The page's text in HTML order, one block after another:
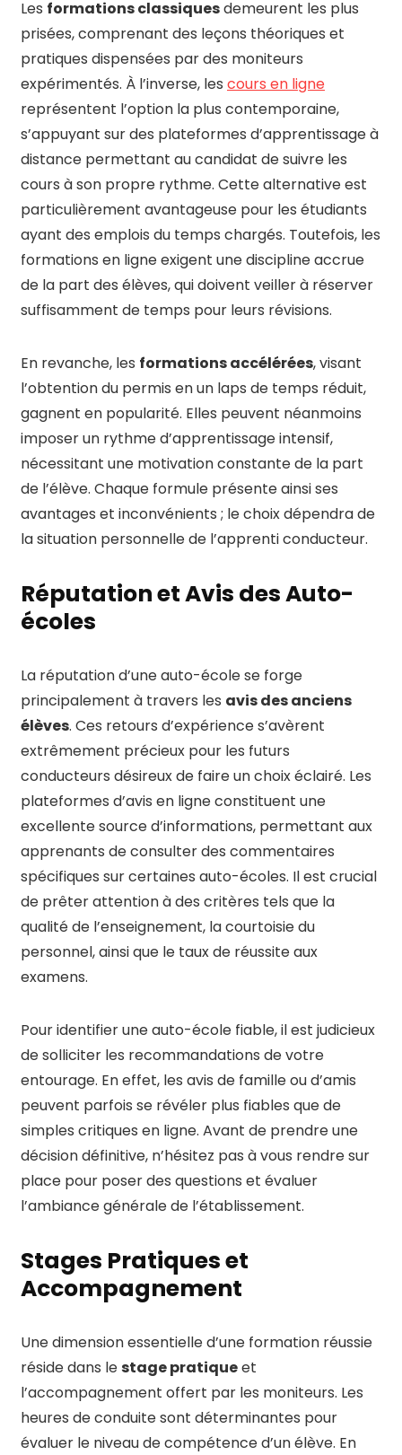
Les formations classiquesdemeurent les plus
prisées, comprenant des leçons théoriques et
pratiques dispensées par des moniteurs
expérimentés. À l’inverse, les cours en ligne
représentent l’option la plus contemporaine,
s’appuyant sur des plateformes d’apprentissage à
distance permettant au candidat de suivre les
cours à son propre rythme. Cette alternative est
particulièrement avantageuse pour les étudiants
ayant des emplois du temps chargés. Toutefois, les
formations en ligne exigent une discipline accrue
de la part des élèves, qui doivent veiller à réserver
suffisamment de temps pour leurs révisions.
En revanche, les formations accélérées, visant
l’obtention du permis en un laps de temps réduit,
gagnent en popularité. Elles peuvent néanmoins
imposer un rythme d’apprentissage intensif,
nécessitant une motivation constante de la part
de l’élève. Chaque formule présente ainsi ses
avantages et inconvénients ; le choix dépendra de
la situation personnelle de l’apprenti conducteur.
Réputation et Avis des Auto-
écoles
La réputation d’une auto-école se forge
principalement à travers les avis des anciens
élèves. Ces retours d’expérience s’avèrent
extrêmement précieux pour les futurs
conducteurs désireux de faire un choix éclairé. Les
plateformes d’avis en ligne constituent une
excellente source d’informations, permettant aux
apprenants de consulter des commentaires
spécifiques sur certaines auto-écoles. Il est crucial
de prêter attention à des critères tels que la
qualité de l’enseignement, la courtoisie du
personnel, ainsi que le taux de réussite aux
examens.
Pour identifier une auto-école fiable, il est judicieux
de solliciter les recommandations de votre
entourage. En effet, les avis de famille ou d’amis
peuvent parfois se révéler plus fiables que de
simples critiques en ligne. Avant de prendre une
décision définitive, n’hésitez pas à vous rendre sur
place pour poser des questions et évaluer
l’ambiance générale de l’établissement.
Stages Pratiques et
Accompagnement
Une dimension essentielle d’une formation réussie
réside dans lestage pratiqueet
l’accompagnement offert par les moniteurs. Les
heures de conduite sont déterminantes pour
évaluer le niveau de compétence d’un élève. En